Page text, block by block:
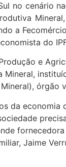
no cenário
a
do
e
órgão
da
Jaime